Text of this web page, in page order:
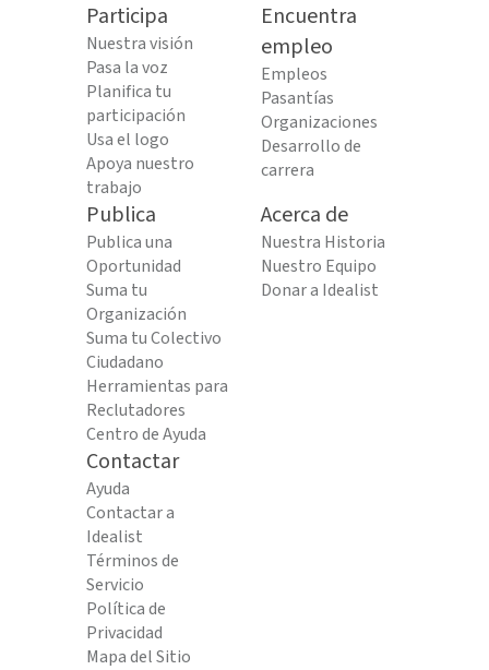
Participa
Nuestra visión
Pasa la voz
Planifica tu
participación
Usa el logo
Apoya nuestro
trabajo
Encuentra
empleo
Empleos
Pasantías
Organizaciones
Desarrollo de
carrera
Publica
Publica una
Oportunidad
Suma tu
Organización
Suma tu Colectivo
Ciudadano
Herramientas para
Reclutadores
Centro de Ayuda
Acerca de
Nuestra Historia
Nuestro Equipo
Donar a Idealist
Contactar
Ayuda
Contactar a
Idealist
Términos de
Servicio
Política de
Privacidad
Mapa del Sitio